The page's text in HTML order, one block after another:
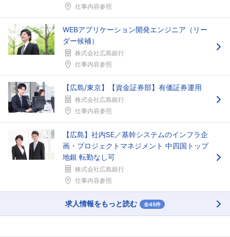
仕事内容参照
WEBアプリケーション開発エンジニア（リー
ダー候補）
株式会社広島銀行
仕事内容参照
【広島/東京】【資金証券部】有価証券運用
株式会社広島銀行
仕事内容参照
【広島】社内SE／基幹システムのインフラ企
画・プロジェクトマネジメント 中四国トップ
地銀 転勤なし可
株式会社広島銀行
仕事内容参照
求人情報をもっと読む 全45件